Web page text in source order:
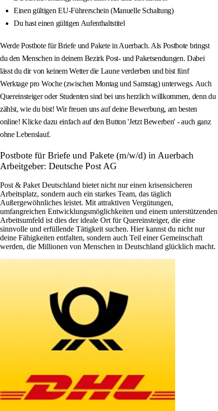
Einen gültigen EU-Führerschein (Manuelle Schaltung)
Du hast einen gültigen Aufenthaltstitel
Werde Postbote für Briefe und Pakete in Auerbach. Als Postbote bringst
du den Menschen in deinem Bezirk Post- und Paketsendungen. Dabei
lässt du dir von keinem Wetter die Laune verderben und bist fünf
Werktage pro Woche (zwischen Montag und Samstag) unterwegs. Auch
Quereinsteiger oder Studenten sind bei uns herzlich willkommen, denn du
zählst, wie du bist! Wir freuen uns auf deine Bewerbung, am besten
online! Klicke dazu einfach auf den Button 'Jetzt Bewerben' - auch ganz
ohne Lebenslauf.
Postbote für Briefe und Pakete (m/w/d) in Auerbach
Arbeitgeber: Deutsche Post AG
Post & Paket Deutschland bietet nicht nur einen krisensicheren
Arbeitsplatz, sondern auch ein starkes Team, das täglich
Außergewöhnliches leistet. Mit attraktiven Vergütungen,
umfangreichen Entwicklungsmöglichkeiten und einem unterstützenden
Arbeitsumfeld ist dies der ideale Ort für Quereinsteiger, die eine
sinnvolle und erfüllende Tätigkeit suchen. Hier kannst du nicht nur
deine Fähigkeiten entfalten, sondern auch Teil einer Gemeinschaft
werden, die Millionen von Menschen in Deutschland glücklich macht.